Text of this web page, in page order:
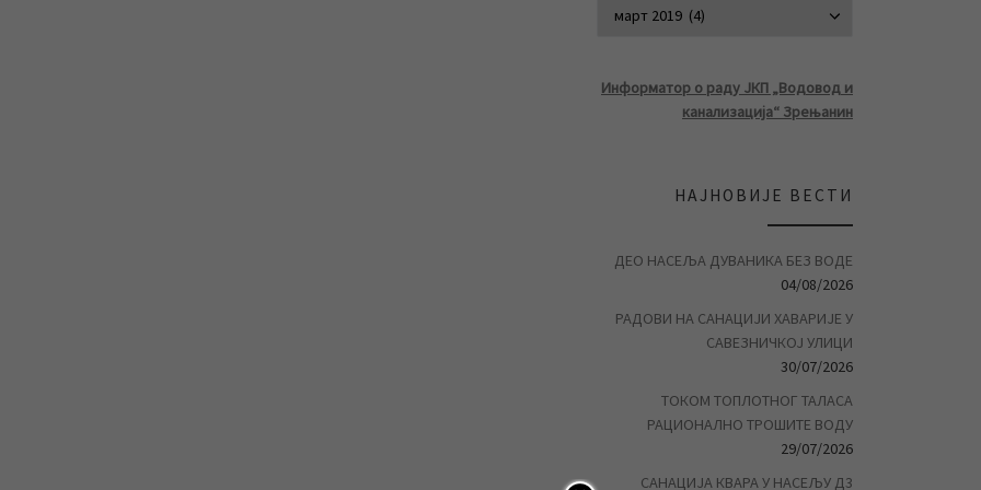
Информатор о раду ЈКП „Водовод и
канализација“ Зрењанин
НАЈНОВИЈЕ ВЕСТИ
ДЕО НАСЕЉА ДУВАНИКА БЕЗ ВОДЕ
04/08/2026
РАДОВИ НА САНАЦИЈИ ХАВАРИЈЕ У
САВЕЗНИЧКОЈ УЛИЦИ
30/07/2026
ТОКОМ ТОПЛОТНОГ ТАЛАСА
РАЦИОНАЛНО ТРОШИТЕ ВОДУ
29/07/2026
САНАЦИЈА КВАРА У НАСЕЉУ Д3